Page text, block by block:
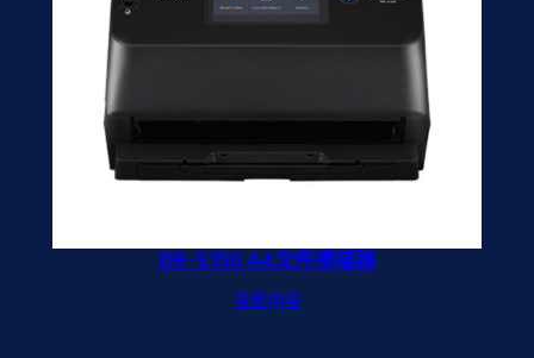
DR-S150 A4文件掃描器
查看內容